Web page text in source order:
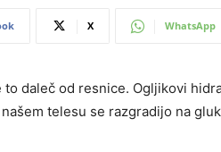
X WhatsApp
to daleč od resnice. Ogljikovi
telesu se razgradijo na